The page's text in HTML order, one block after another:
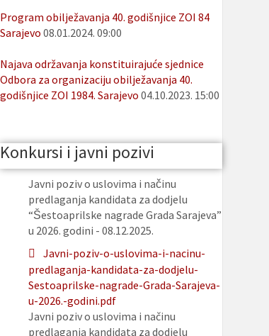
Program obilježavanja 40. godišnjice ZOI 84
Sarajevo 08.01.2024. 09:00
Najava održavanja konstituirajuće sjednice
Odbora za organizaciju obilježavanja 40.
godišnjice ZOI 1984. Sarajevo 04.10.2023. 15:00
Konkursi i javni pozivi
Javni poziv o uslovima i načinu
predlaganja kandidata za dodjelu
“Šestoaprilske nagrade Grada Sarajeva”
u 2026. godini - 08.12.2025.
Javni-poziv-o-uslovima-i-nacinu-
predlaganja-kandidata-za-dodjelu-
Sestoaprilske-nagrade-Grada-Sarajeva-
u-2026.-godini.pdf
Javni poziv o uslovima i načinu
predlaganja kandidata za dodjelu